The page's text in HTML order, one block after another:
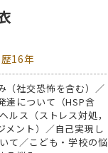
16年
（社交恐怖を含む）／
達について（HSP含
ルス（ストレス対処，
メント）／自己実現し
て／こども・学校の悩